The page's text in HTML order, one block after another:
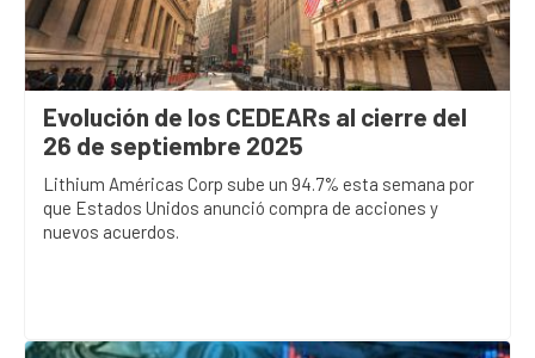
Evolución de los CEDEARs al cierre del
26 de septiembre 2025
Lithium Américas Corp sube un 94.7% esta semana por
que Estados Unidos anunció compra de acciones y
nuevos acuerdos.